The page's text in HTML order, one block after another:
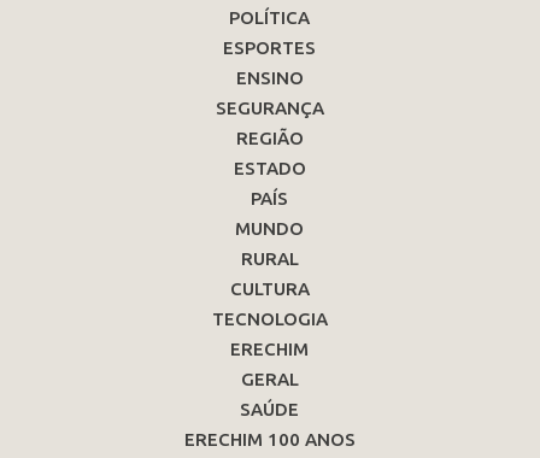
POLÍTICA
ESPORTES
ENSINO
SEGURANÇA
REGIÃO
ESTADO
PAÍS
MUNDO
RURAL
CULTURA
TECNOLOGIA
ERECHIM
GERAL
SAÚDE
ERECHIM 100 ANOS